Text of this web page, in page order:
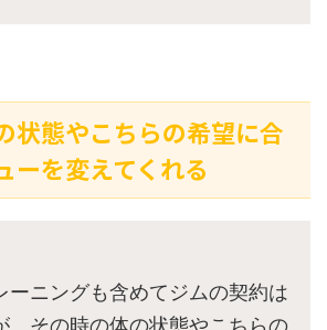
状態やこちらの希望に合
ーを変えてくれる
ーニングも含めてジムの契約は